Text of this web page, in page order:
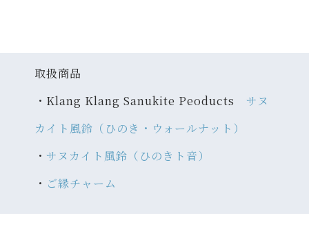
取扱商品
・Klang Klang Sanukite Peoducts サヌ
カイト風鈴（ひのき・ウォールナット）
・ サヌカイト風鈴（ひのきト音）
・ ご縁チャーム